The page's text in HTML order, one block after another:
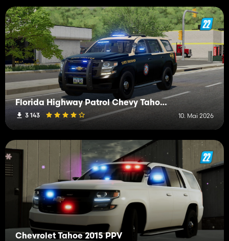
Florida Highway Patrol Chevy Tahoe 2015 PPV
3 143 10. Mai 2026
Chevrolet Tahoe 2015 PPV